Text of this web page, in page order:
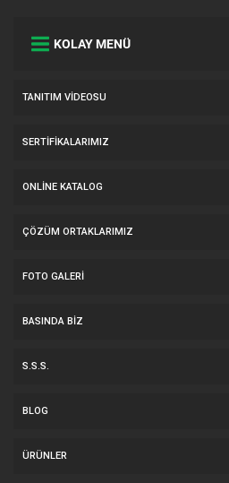
KOLAY MENÜ
TANITIM VIDEOSU
SERTIFIKALARIMIZ
ONLINE KATALOG
ÇÖZÜM ORTAKLARIMIZ
FOTO GALERI
BASINDA BIZ
S.S.S.
BLOG
ÜRÜNLER